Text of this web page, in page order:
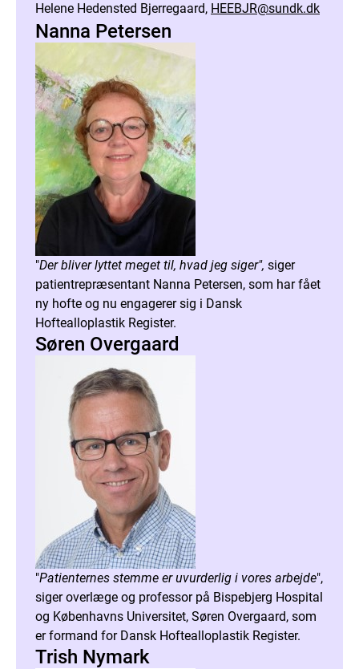
Helene Hedensted Bjerregaard, HEEBJR@sundk.dk
Nanna Petersen
"Der bliver lyttet meget til, hvad jeg siger", siger
patientrepræsentant Nanna Petersen, som har fået
ny hofte og nu engagerer sig i Dansk
Hoftealloplastik Register.
Søren Overgaard
"Patienternes stemme er uvurderlig i vores arbejde",
siger overlæge og professor på Bispebjerg Hospital
og Københavns Universitet, Søren Overgaard, som
er formand for Dansk Hoftealloplastik Register.
Trish Nymark